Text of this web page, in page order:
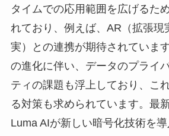
タイムでの応用範囲を広げるた
れており、例えば、AR（拡張現
実）との連携が期待されていま
の進化に伴い、データのプライ
ティの課題も浮上しており、こ
る対策も求められています。最
Luma AIが新しい暗号化技術を